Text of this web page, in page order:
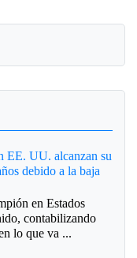
EE. UU. alcanzan su
debido a la baja
en Estados
contabilizando
lo que va ...